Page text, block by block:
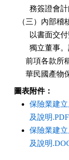
務簽證會計
（三）內部
以書面
獨立董
前項各款
華民國產
圖表附件：
保險業建
及說明.PDF
保險業建
及說明